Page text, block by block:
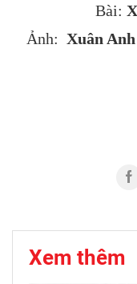
Bài:
Ảnh: Xuân
Xem thêm